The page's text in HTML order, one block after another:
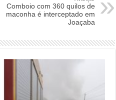
Comboio com 360 quilos de
maconha é interceptado em
Joaçaba